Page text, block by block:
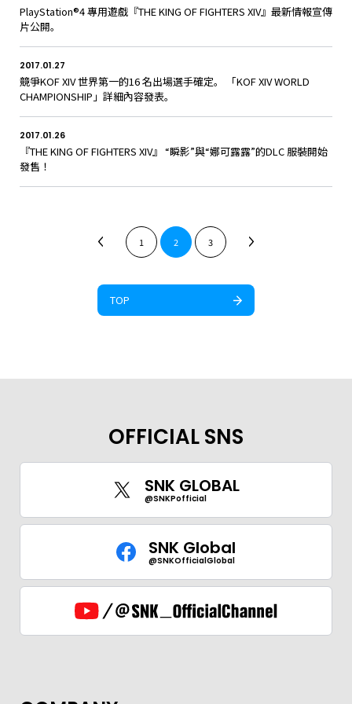
PlayStation®4 專用遊戲『THE KING OF FIGHTERS XIV』最新情報宣傳
片公開。
2017.01.27
競爭KOF XIV 世界第一的16 名出場選手確定。 「KOF XIV WORLD
CHAMPIONSHIP」詳細內容發表。
2017.01.26
『THE KING OF FIGHTERS XIV』 “瞬影”與“娜可露露”的DLC 服裝開始
發售！
1 2 3
TOP
OFFICIAL SNS
SNK GLOBAL
@SNKPofficial
SNK Global
@SNKOfficialGlobal